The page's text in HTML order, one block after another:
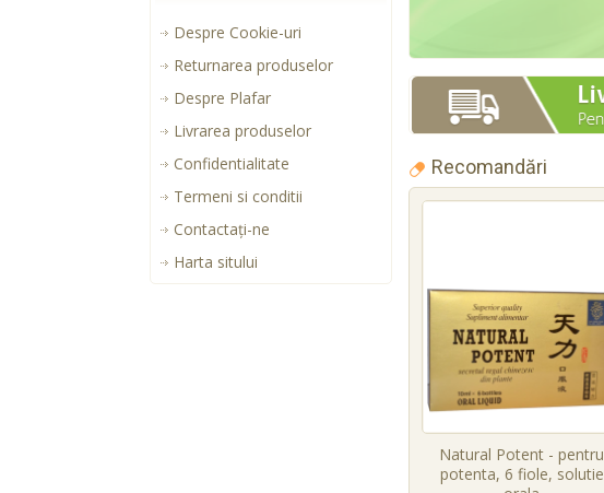
Despre Cookie-uri
Returnarea produselor
Despre Plafar
Livrarea produselor
Confidentialitate
Termeni si conditii
Contactaţi-ne
Harta sitului
Recomandări
Natural Potent - pentru
potenta, 6 fiole, solutie